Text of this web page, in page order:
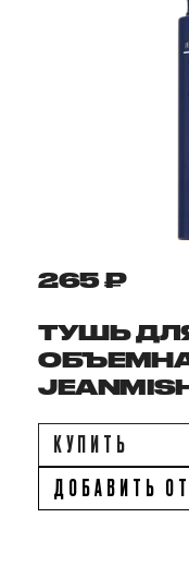
265 ₽
ТУШЬ
КУПИТЬ
ДОБАВИТЬ